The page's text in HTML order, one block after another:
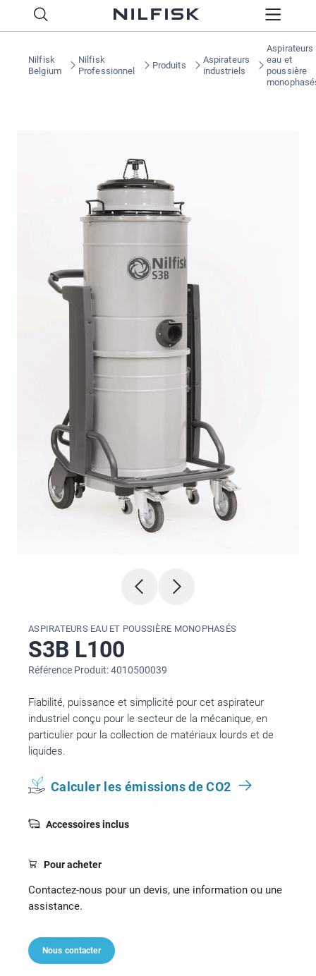
Nilfisk
Belgium
Nilfisk
Professionnel
Produits
Aspirateurs
industriels
Aspirateurs
eau et
poussière
ASPIRATEURS EAU ET POUSSIÈRE MONOPHASÉS
S3B L100
Référence Produit: 4010500039
Fiabilité, puissance et simplicité pour cet aspirateur
industriel conçu pour le secteur de la mécanique, en
particulier pour la collection de matériaux lourds et de
liquides.
Calculer les émissions de CO2
Accessoires inclus
Pour acheter
Contactez-nous pour un devis, une information ou une
assistance.
Nous contacter